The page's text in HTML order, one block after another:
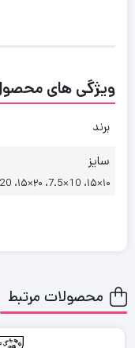
ویژگی های
برند
سایز
۱۰×۱۵، 10×7.5، ۲۰×۱۵، 20×30
محصولات مرتبط